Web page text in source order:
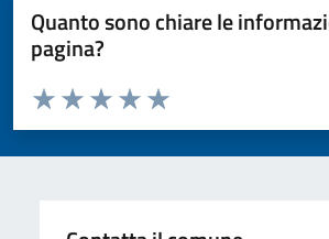
Quanto sono chiare le
pagina?
Valuta da 1 a 5 stelle la pagina
Valuta 5 stelle su 5
Valuta 4 stelle su 5
Valuta 3 stelle su 5
Valuta 2 stelle su 5
Valuta 1 stelle su 5